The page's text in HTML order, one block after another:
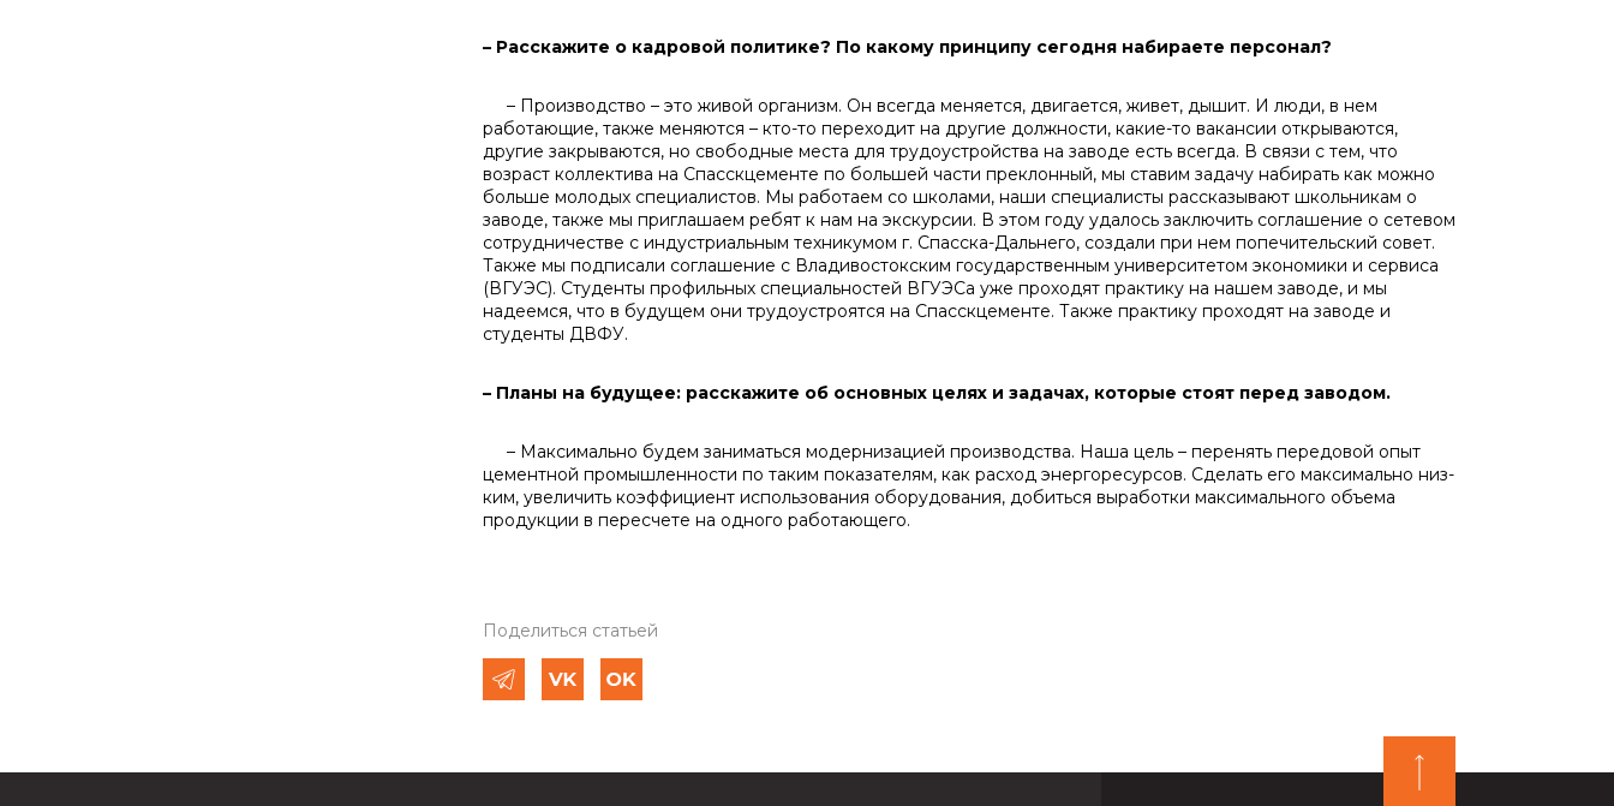
– Расскажите о кадровой политике? По какому принципу сегодня набираете персонал?
– Производство – это живой организм. Он всегда ме­няется, двигается, живет, дышит. И люди, в нем
работаю­щие, также меняются – кто-то переходит на другие долж­ности, какие-то вакансии открываются,
другие закрыва­ются, но свободные места для трудоустройства на заво­де есть всегда. В связи с тем, что
возраст коллектива на Спасскцементе по большей части преклонный, мы ста­вим задачу набирать как можно
больше молодых специ­алистов. Мы работаем со школами, наши специалисты рассказывают школьникам о
заводе, также мы пригла­шаем ребят к нам на экскурсии. В этом году удалось за­ключить соглашение о сетевом
сотрудничестве с инду­стриальным техникумом г. Спасска-Дальнего, создали при нем попечительский совет.
Также мы подписали со­глашение с Владивостокским государственным универ­ситетом экономики и сервиса
(ВГУЭС). Студенты про­фильных специальностей ВГУЭСа уже проходят практи­ку на нашем заводе, и мы
надеемся, что в будущем они трудоустроятся на Спасскцементе. Также практику про­ходят на заводе и
студенты ДВФУ.
– Планы на будущее: расскажите об основных це­лях и задачах, которые стоят перед заводом.
– Максимально будем заниматься модернизацией производства. Наша цель – перенять передовой опыт
цементной промышленности по таким показателям, как расход энергоресурсов. Сделать его максимально низ­
ким, увеличить коэффициент использования оборудова­ния, добиться выработки максимального объема
продук­ции в пересчете на одного работающего.
Поделиться статьей